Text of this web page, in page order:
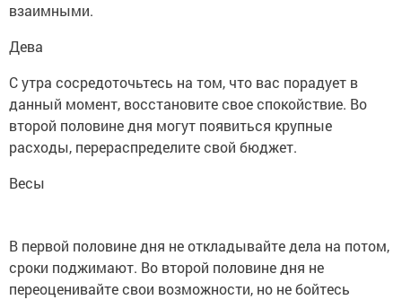
взаимными.
Дева
С утра сосредоточьтесь на том, что вас порадует в
данный момент, восстановите свое спокойствие. Во
второй половине дня могут появиться крупные
расходы, перераспределите свой бюджет.
Весы
В первой половине дня не откладывайте дела на потом,
сроки поджимают. Во второй половине дня не
переоценивайте свои возможности, но не бойтесь